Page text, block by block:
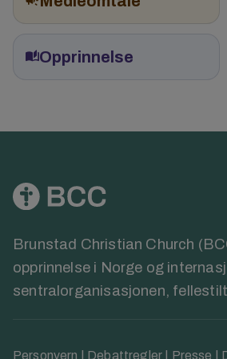
auto_storiesOpprinnelse
Brunstad Christian Church
opprinnelse i Norge og
sentralorganisasjonen,
Personvern Debattregler Presse